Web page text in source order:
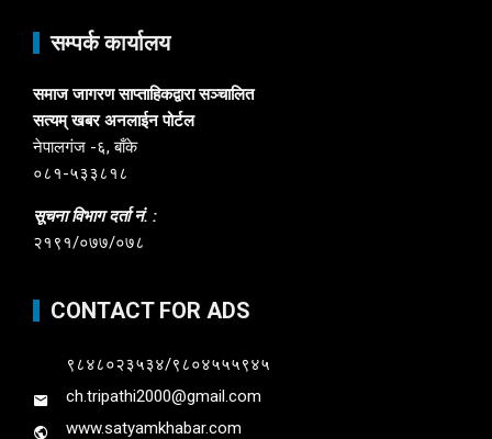
सम्पर्क कार्यालय
समाज जागरण साप्ताहिकद्वारा सञ्चालित
सत्यम् खबर अनलाईन पोर्टल
नेपालगंज -६, बाँके
०८१-५३३८१८
सूचना विभाग दर्ता नं. :
२१९१/०७७/०७८
CONTACT FOR ADS
९८४८०२३५३४/९८०४५५५९४५
ch.tripathi2000@gmail.com
www.satyamkhabar.com